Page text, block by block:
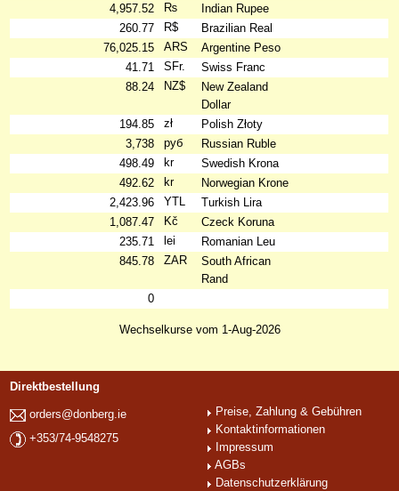
4,957.52
₨
Indian Rupee
260.77
R$
Brazilian Real
76,025.15
ARS
Argentine Peso
41.71
SFr.
Swiss Franc
88.24
NZ$
New Zealand
Dollar
194.85
zł
Polish Złoty
3,738
руб
Russian Ruble
498.49
kr
Swedish Krona
492.62
kr
Norwegian Krone
2,423.96
YTL
Turkish Lira
1,087.47
Kč
Czeck Koruna
235.71
lei
Romanian Leu
845.78
ZAR
South African
Rand
0
Wechselkurse vom 1-Aug-2026
Direktbestellung
orders@donberg.ie
+353/74-9548275
Preise, Zahlung & Gebühren
Kontaktinformationen
Impressum
AGBs
Datenschutzerklärung